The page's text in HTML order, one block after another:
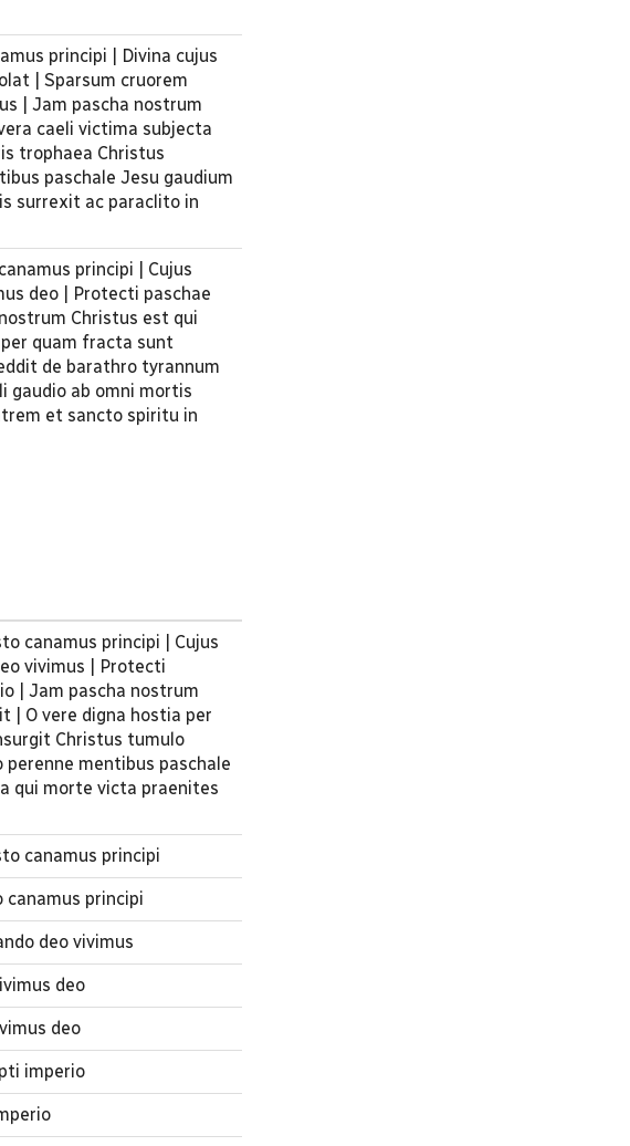
principi | Divina cujus
| Sparsum cruorem
| Jam pascha nostrum
caeli victima subjecta
trophaea Christus
paschale Jesu gaudium
surrexit ac paraclito in
principi | Cujus
deo | Protecti paschae
Christus est qui
quam fracta sunt
de barathro tyrannum
gaudio ab omni mortis
et sancto spiritu in
canamus principi | Cujus
vivimus | Protecti
| Jam pascha nostrum
| O vere digna hostia per
Christus tumulo
mentibus paschale
qui morte victa praenites
canamus principi
principi
deo vivimus
deo
deo
imperio